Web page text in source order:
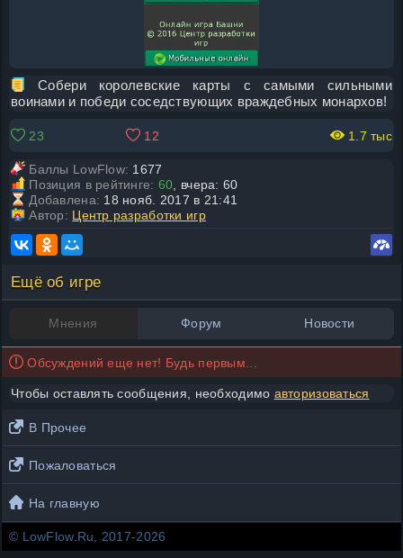
Собери королевские карты с самыми сильными
воинами и победи соседствующих враждебных монархов!
23 12 1.7 тыс
Баллы LowFlow: 1677
Позиция в рейтинге: 60 , вчера: 60
Добавлена: 18 нояб. 2017 в 21:41
Автор: Центр разработки игр
Ещё об игре
Мнения Форум Новости
Обсуждений еще нет! Будь первым...
Чтобы оставлять сообщения, необходимо авторизоваться
В Прочее
Пожаловаться
На главную
© LowFlow.Ru, 2017-2026